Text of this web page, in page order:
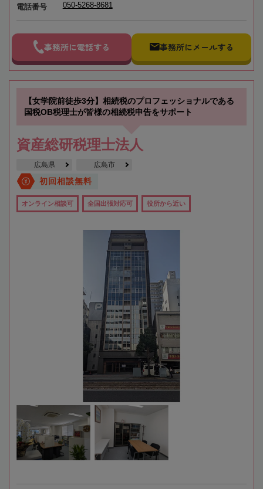
電話番号 050-5268-8681
事務所に電話する 事務所にメールする
【女学院前徒歩3分】相続税のプロフェッショナルである
国税OB税理士が皆様の相続税申告をサポート
資産総研税理士法人
広島県 広島市
初回相談無料
オンライン相談可 全国出張対応可 役所から近い